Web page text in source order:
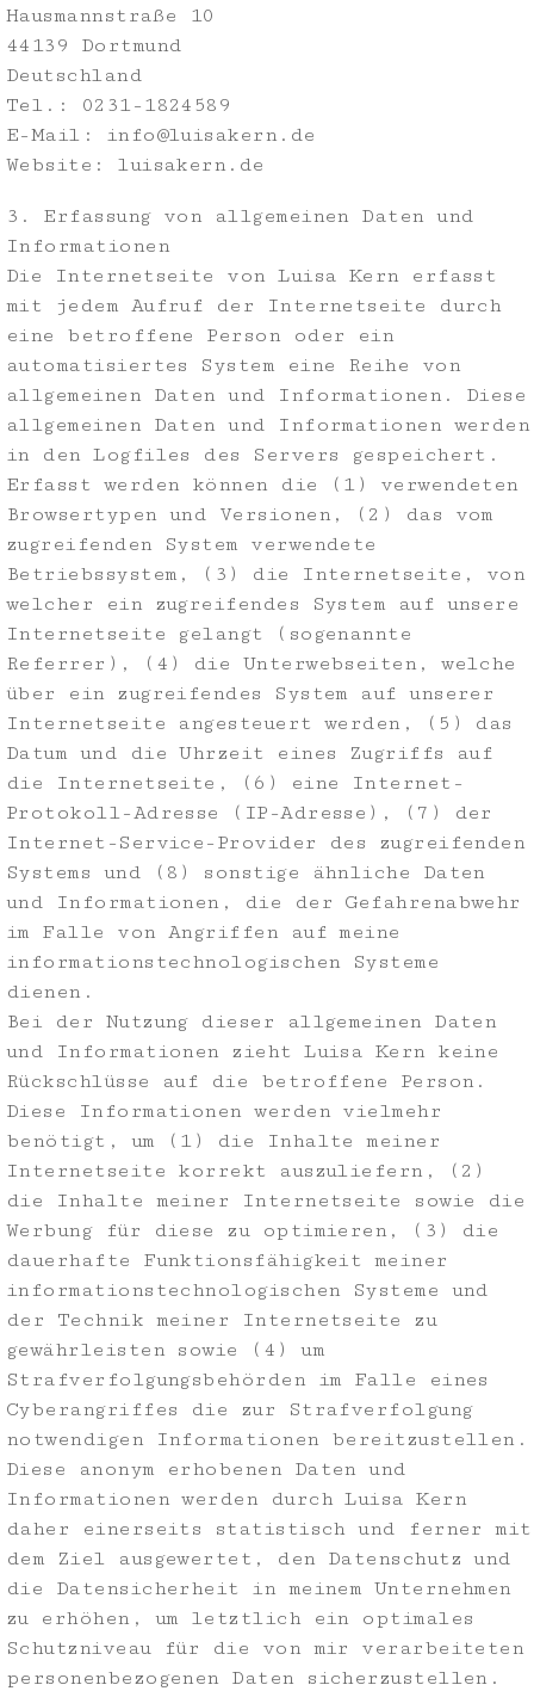
Hausmannstraße 10
44139 Dortmund
Deutschland
Tel.: 0231-1824589
E-Mail: info@luisakern.de
Website: luisakern.de
3. Erfassung von allgemeinen Daten und
Informationen
Die Internetseite von Luisa Kern erfasst
mit jedem Aufruf der Internetseite durch
eine betroffene Person oder ein
automatisiertes System eine Reihe von
allgemeinen Daten und Informationen. Diese
allgemeinen Daten und Informationen werden
in den Logfiles des Servers gespeichert.
Erfasst werden können die (1) verwendeten
Browsertypen und Versionen, (2) das vom
zugreifenden System verwendete
Betriebssystem, (3) die Internetseite, von
welcher ein zugreifendes System auf unsere
Internetseite gelangt (sogenannte
Referrer), (4) die Unterwebseiten, welche
über ein zugreifendes System auf unserer
Internetseite angesteuert werden, (5) das
Datum und die Uhrzeit eines Zugriffs auf
die Internetseite, (6) eine Internet-
Protokoll-Adresse (IP-Adresse), (7) der
Internet-Service-Provider des zugreifenden
Systems und (8) sonstige ähnliche Daten
und Informationen, die der Gefahrenabwehr
im Falle von Angriffen auf meine
informationstechnologischen Systeme
dienen.
Bei der Nutzung dieser allgemeinen Daten
und Informationen zieht Luisa Kern keine
Rückschlüsse auf die betroffene Person.
Diese Informationen werden vielmehr
benötigt, um (1) die Inhalte meiner
Internetseite korrekt auszuliefern, (2)
die Inhalte meiner Internetseite sowie die
Werbung für diese zu optimieren, (3) die
dauerhafte Funktionsfähigkeit meiner
informationstechnologischen Systeme und
der Technik meiner Internetseite zu
gewährleisten sowie (4) um
Strafverfolgungsbehörden im Falle eines
Cyberangriffes die zur Strafverfolgung
notwendigen Informationen bereitzustellen.
Diese anonym erhobenen Daten und
Informationen werden durch Luisa Kern
daher einerseits statistisch und ferner mit
dem Ziel ausgewertet, den Datenschutz und
die Datensicherheit in meinem Unternehmen
zu erhöhen, um letztlich ein optimales
Schutzniveau für die von mir verarbeiteten
personenbezogenen Daten sicherzustellen.